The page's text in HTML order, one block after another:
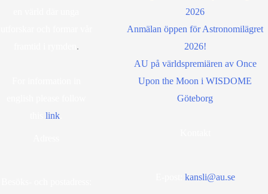
.
link
2026
Anmälan öppen för Astronomilägret
2026!
AU på världspremiären av Once
Upon the Moon i WISDOME
Göteborg
kansli@au.se